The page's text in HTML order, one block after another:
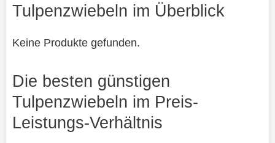
Tulpenzwiebeln im Überblick
Keine Produkte gefunden.
Die besten günstigen
Tulpenzwiebeln im Preis-
Leistungs-Verhältnis